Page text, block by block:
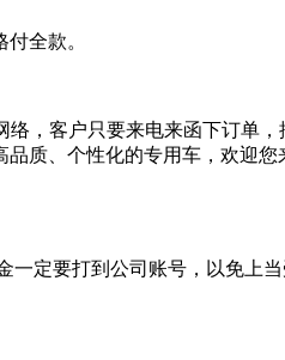
全款。
，客户只要来电来函下订单
质、个性化的专用车，欢迎您
定要打到公司账号，以免上